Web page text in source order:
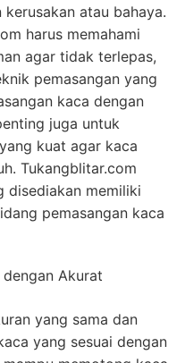
atau bahaya.
harus memahami
agar tidak terlepas,
pemasangan yang
kaca dengan
juga untuk
kuat agar kaca
Tukangblitar.com
disediakan memiliki
pemasangan kaca
Akurat
yang sama dan
yang sesuai dengan